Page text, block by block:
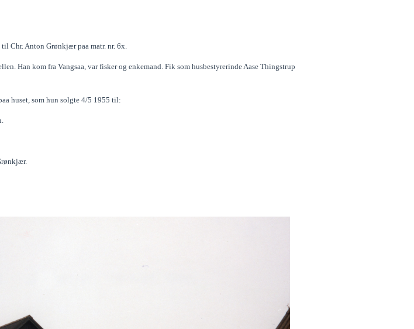
Chr. Anton Grønkjær paa matr. nr. 6x.
Han kom fra Vangsaa, var fisker og enkemand. Fik som husbestyrerinde Aase Thingstrup
huset, som hun solgte 4/5 1955 til: